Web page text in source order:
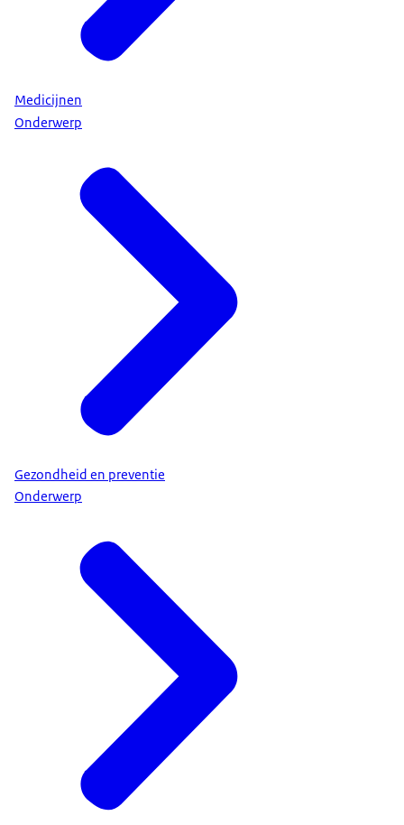
Medicijnen
Onderwerp
Gezondheid en preventie
Onderwerp